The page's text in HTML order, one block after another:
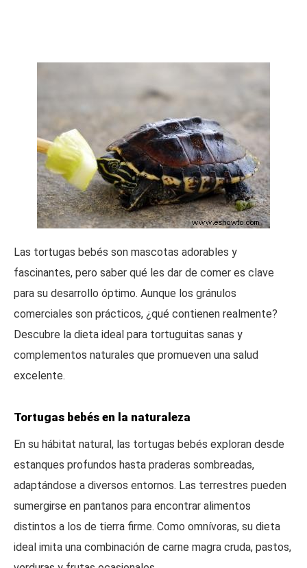
Las tortugas bebés son mascotas adorables y
fascinantes, pero saber qué les dar de comer es clave
para su desarrollo óptimo. Aunque los gránulos
comerciales son prácticos, ¿qué contienen realmente?
Descubre la dieta ideal para tortuguitas sanas y
complementos naturales que promueven una salud
excelente.
Tortugas bebés en la naturaleza
En su hábitat natural, las tortugas bebés exploran desde
estanques profundos hasta praderas sombreadas,
adaptándose a diversos entornos. Las terrestres pueden
sumergirse en pantanos para encontrar alimentos
distintos a los de tierra firme. Como omnívoras, su dieta
ideal imita una combinación de carne magra cruda, pastos,